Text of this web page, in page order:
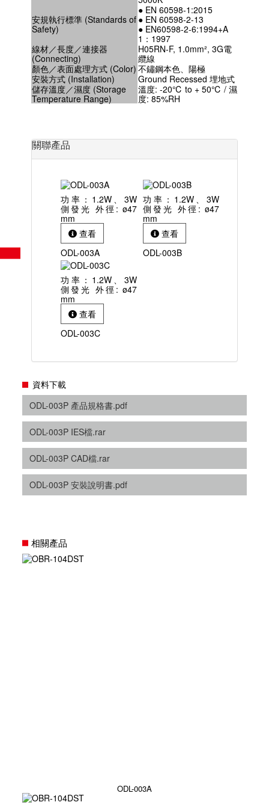
安規執行標準 (Standards of
Safety)
● EN 60598-1:2015
● EN 60598-2-13
● EN60598-2-6:1994+A
1：1997
線材／長度／連接器
(Connecting)
H05RN-F, 1.0mm², 3G電
纜線
顏色／表面處理方式 (Color) 不鏽鋼本色、陽極
安裝方式 (Installation)
Ground Recessed 埋地式
儲存溫度／濕度 (Storage
Temperature Range)
溫度: -20℃ to + 50℃ / 濕
度: 85%RH
關聯產品
功率：1.2W、3W
側發光 外徑: ø47
mm
查看
ODL-003A
功率：1.2W、3W
側發光 外徑: ø47
mm
查看
ODL-003B
功率：1.2W、3W
側發光 外徑: ø47
mm
查看
ODL-003C
資料下載
ODL-003P 產品規格書.pdf
ODL-003P IES檔.rar
ODL-003P CAD檔.rar
ODL-003P 安裝說明書.pdf
相關產品
ODL-003A